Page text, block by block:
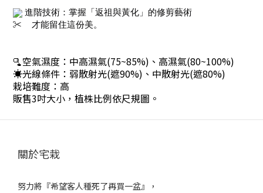
進階技術：掌握「返祖與黃化」的修剪藝術
才能留住這份美。
🫗空氣濕度：中高濕氣(75~85%)、高濕氣(80~100%)
☀️光線條件：弱散射光(遮90%)、中散射光(遮80%)
栽培難度：高
販售3吋大小，植株比例依尺規圖。
關於宅栽
努力將『希望客人種死了再買一盆』，